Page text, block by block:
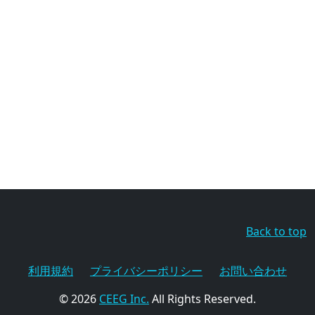
Back to top
利用規約 プライバシーポリシー
お問い合わせ
© 2026 CEEG Inc. All Rights Reserved.